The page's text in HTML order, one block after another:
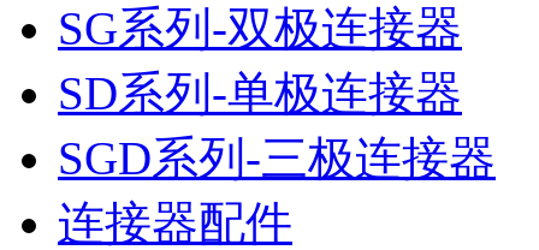
SG系列-双极连接器
SD系列-单极连接器
SGD系列-三极连接器
连接器配件